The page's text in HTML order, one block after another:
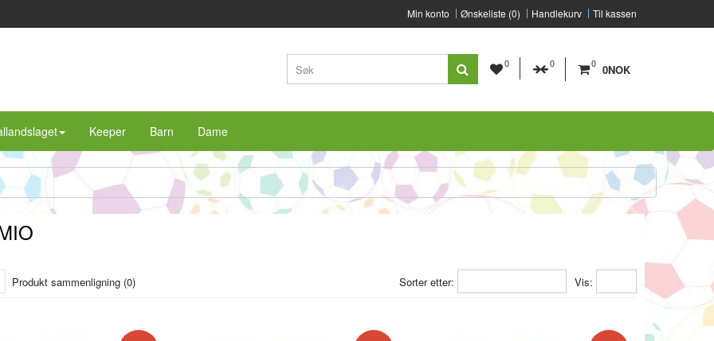
Min konto Ønskeliste (0) Handlekurv Til kassen
0 0 0 0NOK
Keeper Barn Dame
Vis:
Sorter etter:
Produkt sammenligning (0)